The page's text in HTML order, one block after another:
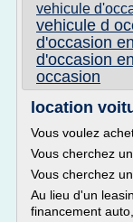
vehicule
vehicule d
d'occasion
d'occasion
occasion
location
Vous voulez
Vous cherchez
Vous cherchez
Au lieu d'un
financement